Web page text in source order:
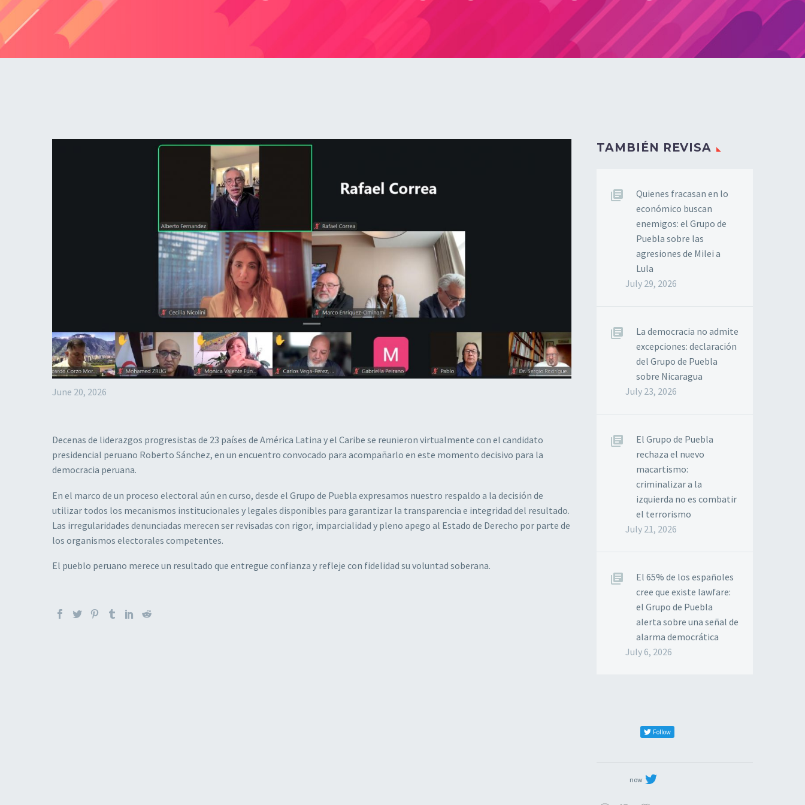
June 20, 2026
Decenas de liderazgos progresistas de 23 países de América Latina y el Caribe se reunieron virtualmente con el candidato
presidencial peruano Roberto Sánchez, en un encuentro convocado para acompañarlo en este momento decisivo para la
democracia peruana.
En el marco de un proceso electoral aún en curso, desde el Grupo de Puebla expresamos nuestro respaldo a la decisión de
utilizar todos los mecanismos institucionales y legales disponibles para garantizar la transparencia e integridad del resultado.
Las irregularidades denunciadas merecen ser revisadas con rigor, imparcialidad y pleno apego al Estado de Derecho por parte de
los organismos electorales competentes.
El pueblo peruano merece un resultado que entregue confianza y refleje con fidelidad su voluntad soberana.
TAMBIÉN REVISA
Quienes fracasan en lo
económico buscan
enemigos: el Grupo de
Puebla sobre las
agresiones de Milei a
Lula
July 29, 2026
La democracia no admite
excepciones: declaración
del Grupo de Puebla
sobre Nicaragua
July 23, 2026
El Grupo de Puebla
rechaza el nuevo
macartismo:
criminalizar a la
izquierda no es combatir
el terrorismo
July 21, 2026
El 65% de los españoles
cree que existe lawfare:
el Grupo de Puebla
alerta sobre una señal de
alarma democrática
July 6, 2026
Follow
now